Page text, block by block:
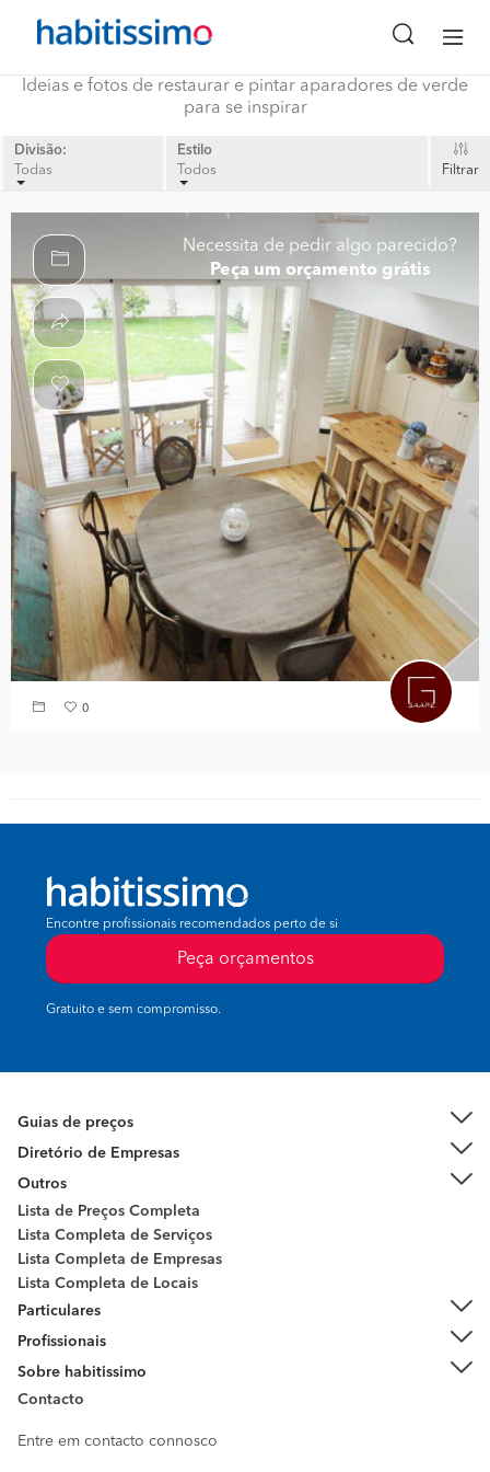
Ideias e fotos de restaurar e pintar aparadores de verde
para se inspirar
Divisão:
Todas
Estilo
Todos
Filtrar
Necessita de pedir algo parecido?
Peça um orçamento grátis
0
Encontre profissionais recomendados perto de si
Peça orçamentos
Gratuito e sem compromisso.
Guias de preços
Diretório de Empresas
Outros
Lista de Preços Completa
Lista Completa de Serviços
Lista Completa de Empresas
Lista Completa de Locais
Particulares
Profissionais
Sobre habitissimo
Contacto
Entre em contacto connosco